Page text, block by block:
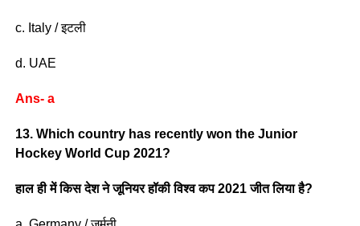
c. Italy / इटली
d. UAE
Ans- a
13. Which country has recently won the Junior
Hockey World Cup 2021?
हाल ही में किस देश ने जूनियर हॉकी विश्व कप 2021 जीत लिया है?